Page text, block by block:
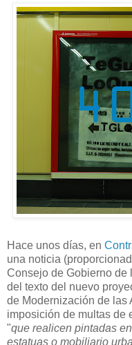
Hace unos días, en
una noticia
Consejo de Gobierno de
del texto del nuevo
de Modernización de las
imposición de multas de
"que realicen pintadas
estatuas o mobiliario